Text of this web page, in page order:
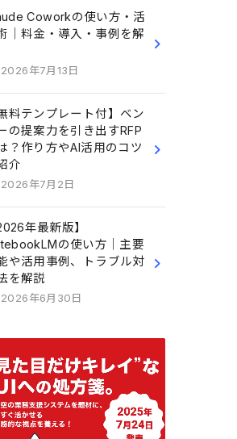
Coworkの使い方・活
｜料金・導入・事例を解
2026年7月13日
無料テンプレート付】ベン
の提案力を引き出すRFP
？作り方やAI活用のコツ
介
2026年7月2日
年最新版】
の使い方｜主要
や活用事例、トラブル対
を解説
2026年6月30日